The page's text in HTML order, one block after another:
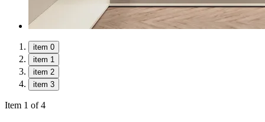
item 0
item 1
item 2
item 3
Item 1 of 4